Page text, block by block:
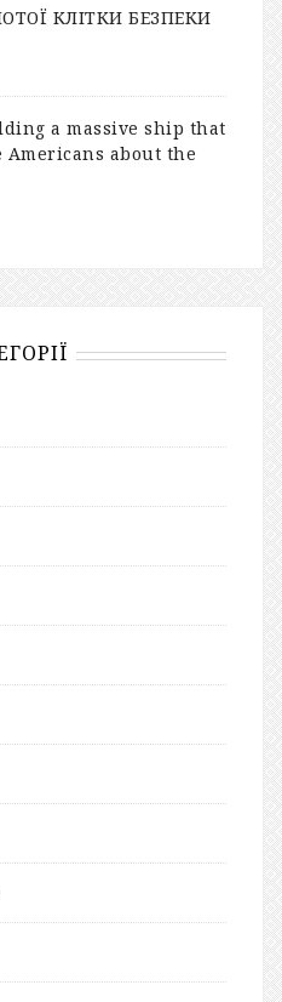
КЛІТКИ БЕЗПЕКИ
a massive ship that
Americans about the